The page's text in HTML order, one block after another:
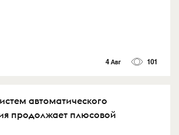
4 Авг 101
автоматического
продолжает плюсовой